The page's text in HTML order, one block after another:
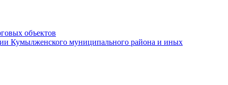
объектов
Кумылженского муниципального района и иных